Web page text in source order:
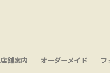
店舗案内 オーダーメイド フ